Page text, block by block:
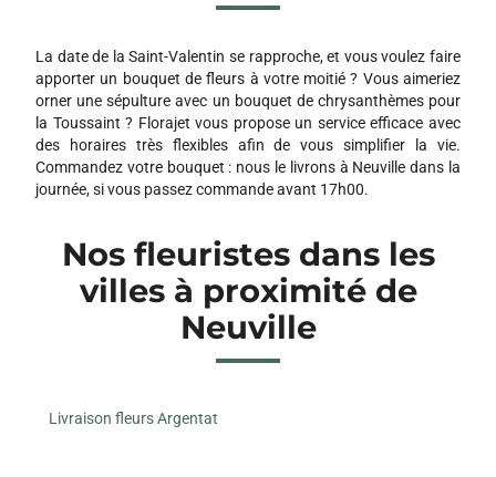
La date de la Saint-Valentin se rapproche, et vous voulez faire
apporter un bouquet de fleurs à votre moitié ? Vous aimeriez
orner une sépulture avec un bouquet de chrysanthèmes pour
la Toussaint ? Florajet vous propose un service efficace avec
des horaires très flexibles afin de vous simplifier la vie.
Commandez votre bouquet : nous le livrons à Neuville dans la
journée, si vous passez commande avant 17h00.
Nos fleuristes dans les
villes à proximité de
Neuville
Livraison fleurs Argentat